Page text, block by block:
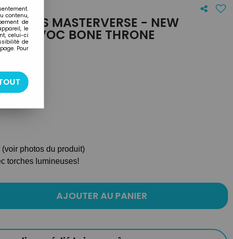
MASTERVERSE - NEW
& HAVOC BONE THRONE
photos du produit)
torches lumineuses!
AJOUTER AU PANIER
contenu,
de
le
celui-ci
de
Pour